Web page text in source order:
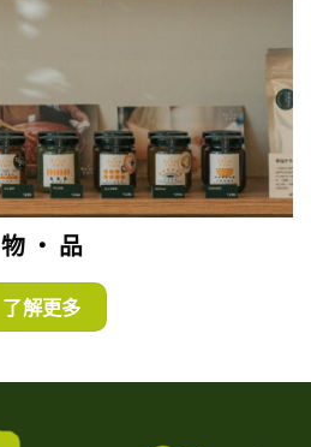
物 ・ 品
了解更多